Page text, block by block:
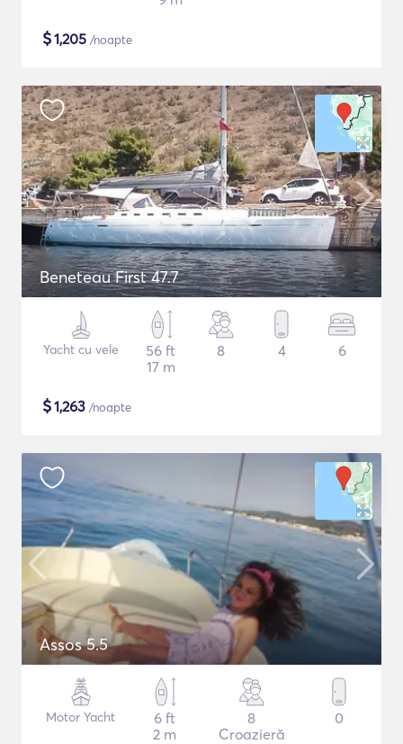
$1,205 /noapte
Beneteau First 47.7
Yacht cu vele
56 ft
17 m
8 4 6
$1,263 /noapte
Assos 5.5
Motor Yacht
6 ft
2 m
8
Croazieră
0